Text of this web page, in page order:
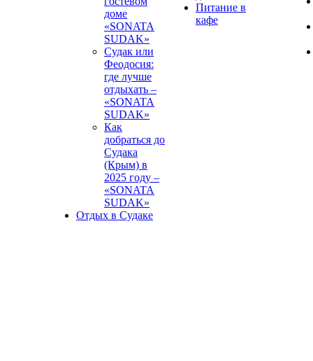
доме
«SONATA
SUDAK»
Судак или
Феодосия:
где лучше
отдыхать –
«SONATA
SUDAK»
Как
добраться до
Судака
(Крым) в
2025 году –
«SONATA
SUDAK»
Отдых в Судаке
Питание в
кафе